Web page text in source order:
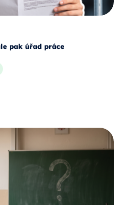
pak úřad práce